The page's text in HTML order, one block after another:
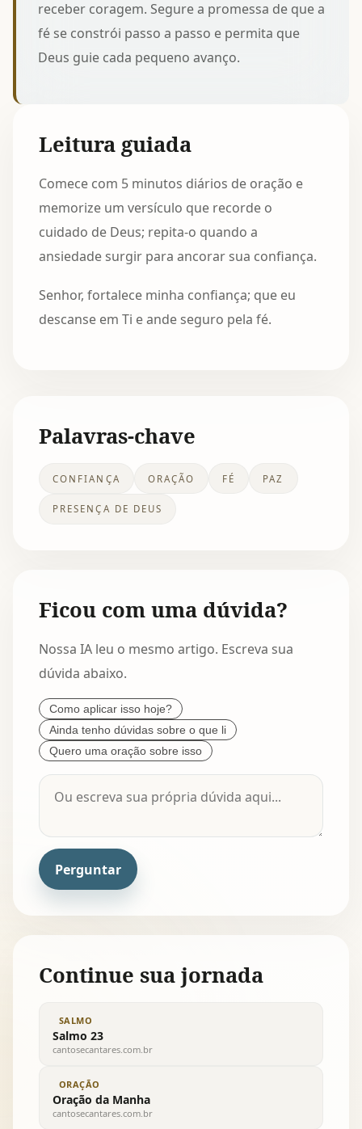
receber coragem. Segure a promessa de que a
fé se constrói passo a passo e permita que
Deus guie cada pequeno avanço.
Leitura guiada
Comece com 5 minutos diários de oração e
memorize um versículo que recorde o
cuidado de Deus; repita-o quando a
ansiedade surgir para ancorar sua confiança.
Senhor, fortalece minha confiança; que eu
descanse em Ti e ande seguro pela fé.
Palavras-chave
CONFIANÇA ORAÇÃO FÉ PAZ
PRESENÇA DE DEUS
Ficou com uma dúvida?
Nossa IA leu o mesmo artigo. Escreva sua
dúvida abaixo.
Como aplicar isso hoje?
Ainda tenho dúvidas sobre o que li
Quero uma oração sobre isso
Perguntar
Continue sua jornada
SALMO
Salmo 23
cantosecantares.com.br
ORAÇÃO
Oração da Manha
cantosecantares.com.br